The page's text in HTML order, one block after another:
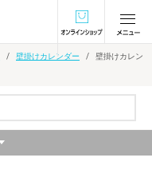
オンラインショ
壁掛けカレンダー
壁掛けカレン